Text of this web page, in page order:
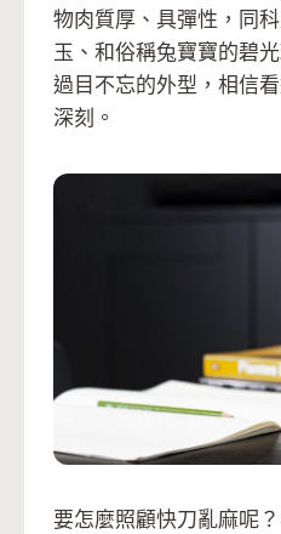
物肉質厚、具彈性，同
玉、和俗稱兔寶寶的碧
過目不忘的外型，相信
深刻。
要怎麼照顧快刀亂麻呢